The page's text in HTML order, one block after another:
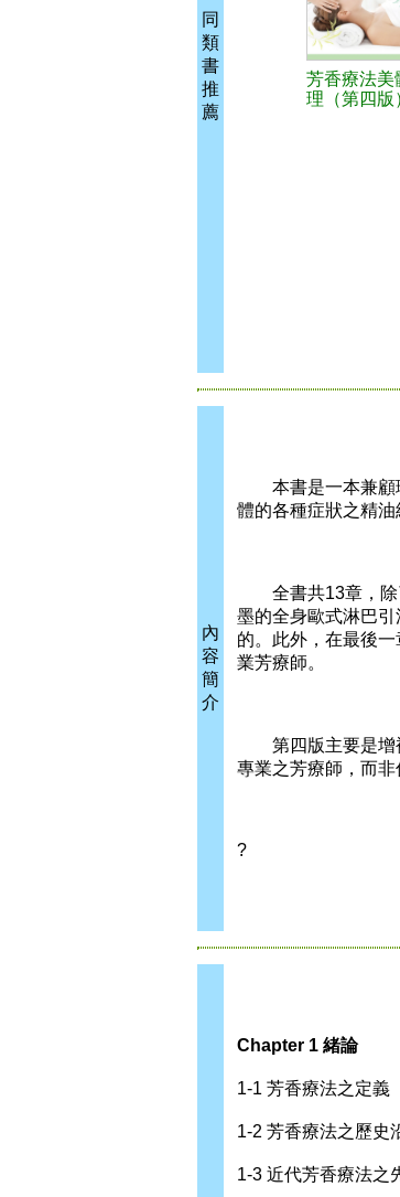
同
類
書
推
薦
芳香療法美
理（第四版
內
容
簡
介
本書是一本兼顧理
體的各種症狀之精油
全書共13章，除
墨的全身歐式淋巴
的。此外，在最後
業芳療師。
第四版主要是增補
專業之芳療師，而非
?
Chapter 1 緒論
1-1 芳香療法之定義
1-2 芳香療法之歷史
1-3 近代芳香療法之